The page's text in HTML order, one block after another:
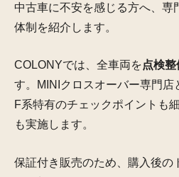
中古車に不安を感じる方へ、専
体制を紹介します。
COLONYでは、全車両を点検
す。MINIクロスオーバー専門店
F系特有のチェックポイントも
も実施します。
保証付き販売のため、購入後の